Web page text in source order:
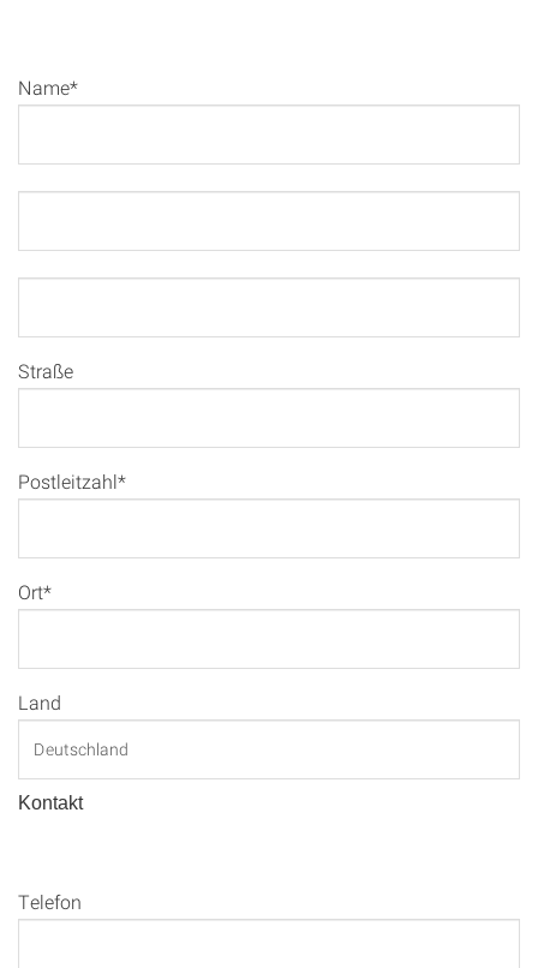
Name*
Straße
Postleitzahl*
Ort*
Land
Kontakt
Telefon